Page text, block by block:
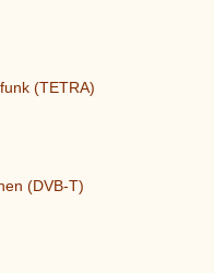
(TETRA)
(DVB-T)